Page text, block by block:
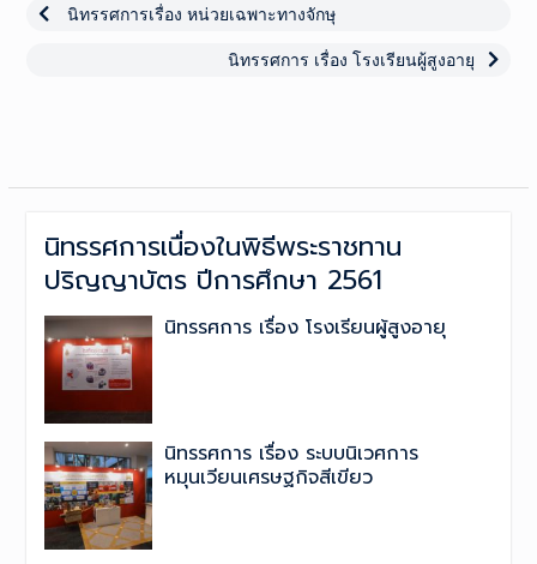
นำทางPrevious
นิทรรศการเรื่อง หน่วยเฉพาะทางจักษุ
Next
นิทรรศการ เรื่อง โรงเรียนผู้สูงอายุ
นิทรรศการเนื่องในพิธีพระราชทาน
ปริญญาบัตร ปีการศึกษา 2561
นิทรรศการ เรื่อง โรงเรียนผู้สูงอายุ
นิทรรศการ เรื่อง ระบบนิเวศการ
หมุนเวียนเศรษฐกิจสีเขียว